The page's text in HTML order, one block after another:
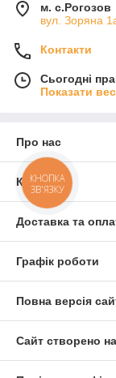
м. с.Рогозов
вул. Зоряна
Контакти
Сьогодні
Показати
Про нас
Контакти
Доставка та
Графік роботи
Повна версія
Сайт створено
КНОПКА
ЗВ'ЯЗКУ